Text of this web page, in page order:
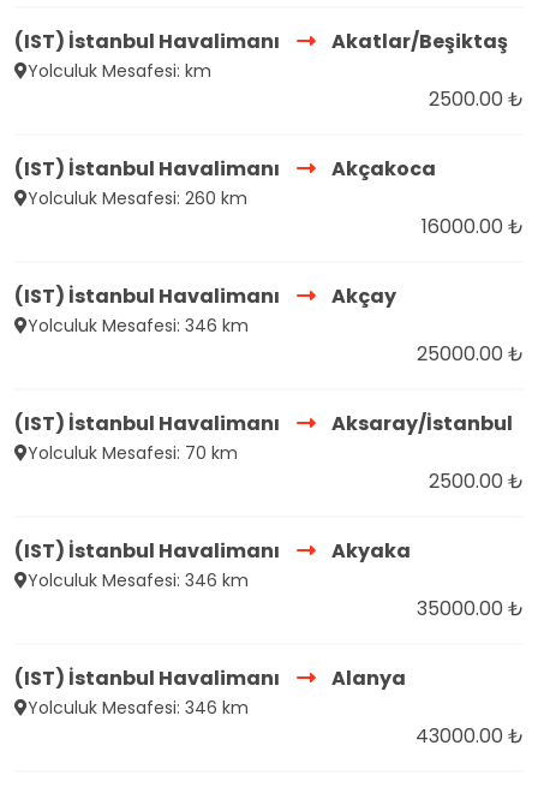
(IST) İstanbul Havalimanı Akatlar/Beşiktaş
Yolculuk Mesafesi: km
2500.00 ₺
(IST) İstanbul Havalimanı Akçakoca
Yolculuk Mesafesi: 260 km
16000.00 ₺
(IST) İstanbul Havalimanı Akçay
Yolculuk Mesafesi: 346 km
25000.00 ₺
(IST) İstanbul Havalimanı Aksaray/İstanbul
Yolculuk Mesafesi: 70 km
2500.00 ₺
(IST) İstanbul Havalimanı Akyaka
Yolculuk Mesafesi: 346 km
35000.00 ₺
(IST) İstanbul Havalimanı Alanya
Yolculuk Mesafesi: 346 km
43000.00 ₺